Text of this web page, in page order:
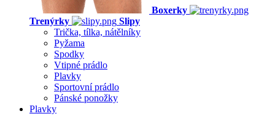
Boxerky
Trenýrky
Slipy
Trička, tílka, nátělníky
Pyžama
Spodky
Vtipné prádlo
Plavky
Sportovní prádlo
Pánské ponožky
Plavky